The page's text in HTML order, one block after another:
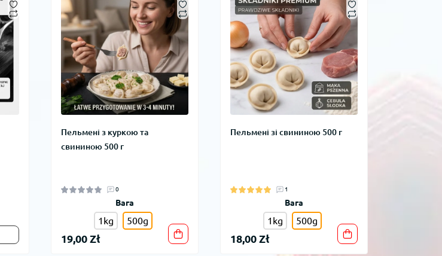
Пельмені з куркою та
свининою 500 г
0
Вага
1kg 500g
19,00 Zł
Пельмені зі свининою 500 г
1
Вага
1kg 500g
18,00 Zł